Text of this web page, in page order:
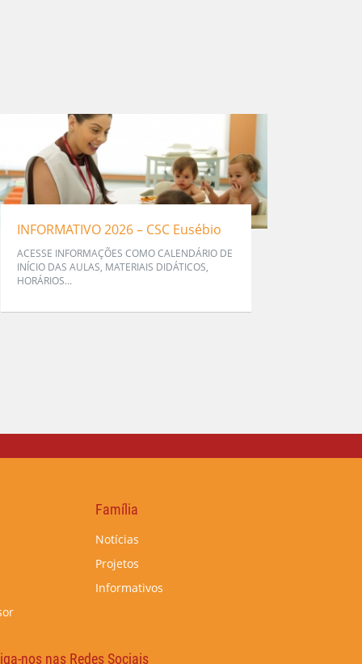
INFORMATIVO 2026 – CSC Eusébio
ACESSE INFORMAÇÕES COMO CALENDÁRIO DE
INÍCIO DAS AULAS, MATERIAIS DIDÁTICOS,
HORÁRIOS...
Família
Notícias
Projetos
Informativos
nos nas Redes Sociais